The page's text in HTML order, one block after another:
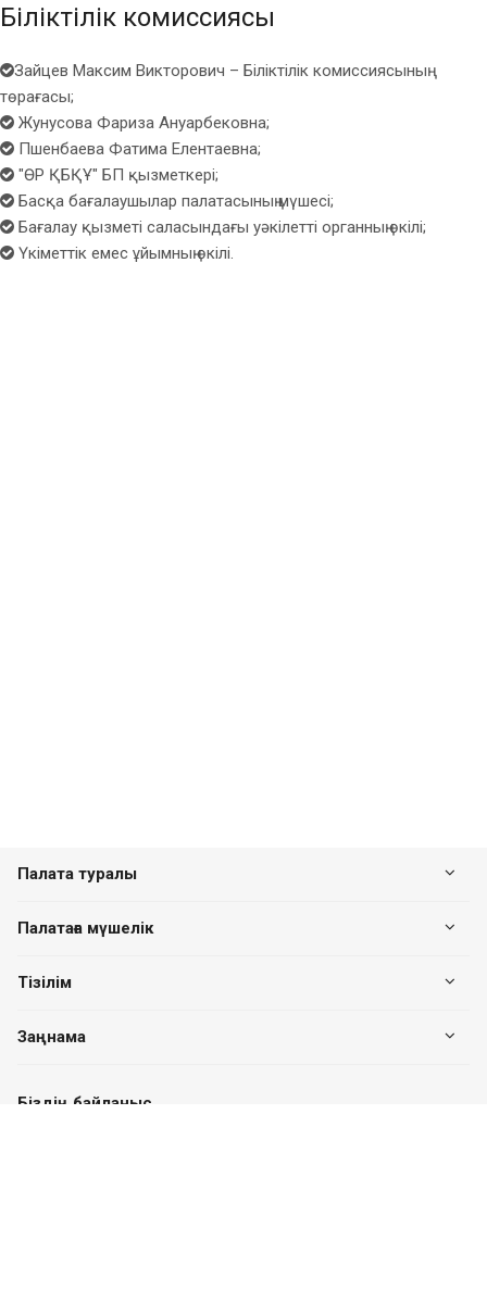
Біліктілік комиссиясы
Зайцев Максим Викторович – Біліктілік комиссиясының
төрағасы;
Жунусова Фариза Ануарбековна;
Пшенбаева Фатима Елентаевна;
"ӨР ҚБҚҰ" БП қызметкері;
Басқа бағалаушылар палатасының мүшесі;
Бағалау қызметі саласындағы уәкілетті органның өкілі;
Үкіметтік емес ұйымның өкілі.
Палата туралы
Палатаға мүшелік
Тізілім
Заңнама
Біздің байланыс